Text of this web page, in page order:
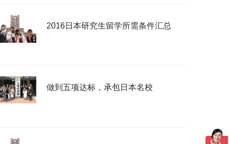
2016日本研究生留学所需条件汇总
做到五项达标，承包日本名校